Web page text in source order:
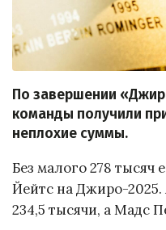
По завершении
команды получили
неплохие суммы.
Без малого 278 тысяч
Йейтс на Джиро-2025.
234,5 тысячи, а Мадс